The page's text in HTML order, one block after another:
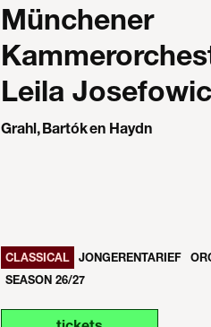
Münchener
Leila
Grahl, Bartók en Haydn
CLASSICAL JONGERENTARIEF
SEASON 26/27